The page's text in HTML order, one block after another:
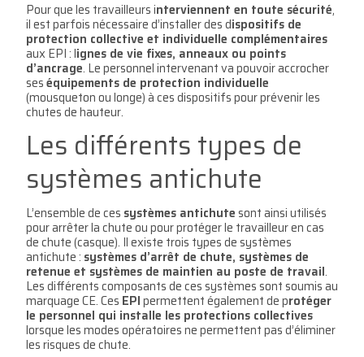
Pour que les travailleurs interviennent en toute sécurité,
il est parfois nécessaire d’installer des dispositifs de
protection collective et individuelle complémentaires
aux EPI : lignes de vie fixes, anneaux ou points
d’ancrage. Le personnel intervenant va pouvoir accrocher
seséquipements de protection individuelle
(mousqueton ou longe) à ces dispositifs pour prévenir les
chutes de hauteur.
Les différents types de
systèmes antichute
L’ensemble de ces systèmes antichutesont ainsi utilisés
pour arrêter la chute ou pour protéger le travailleur en cas
de chute (casque). Il existe trois types de systèmes
antichute : systèmes d’arrêt de chute, systèmes de
retenue et systèmes de maintien au poste de travail.
Les différents composants de ces systèmes sont soumis au
marquage CE. Ces EPIpermettent également de protéger
le personnel qui installe les protections collectives
lorsque les modes opératoires ne permettent pas d’éliminer
les risques de chute.